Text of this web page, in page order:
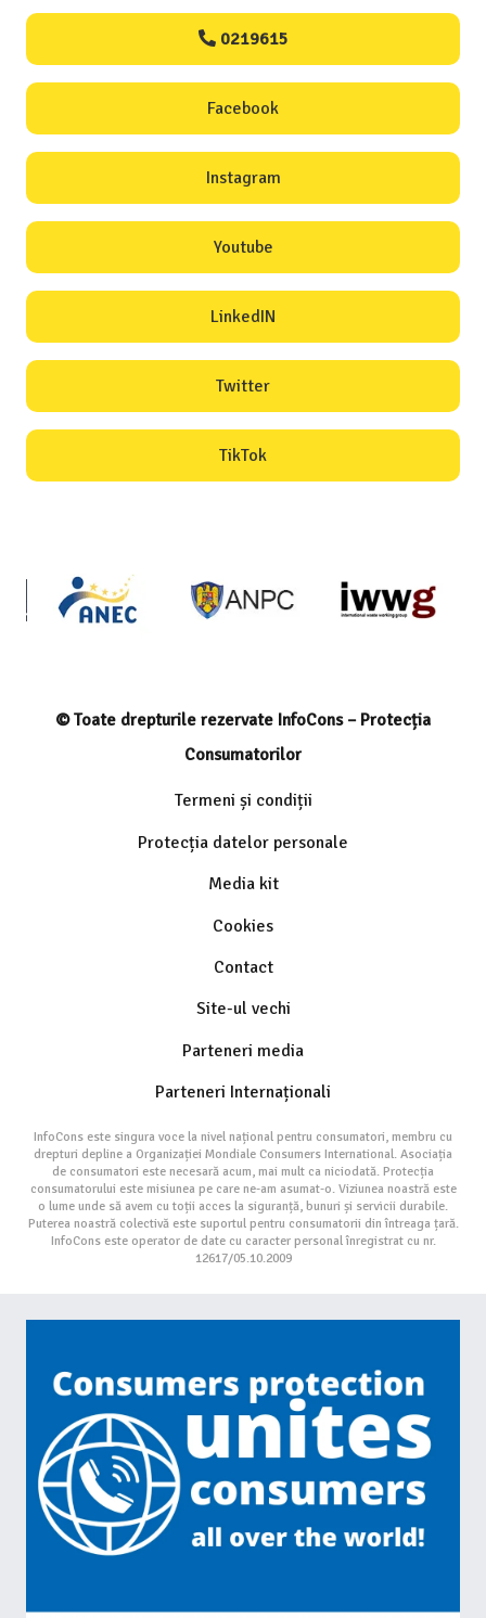
0219615
Facebook
Instagram
Youtube
LinkedIN
Twitter
TikTok
© Toate drepturile rezervate InfoCons – Protecția
Consumatorilor
Termeni și condiții
Protecția datelor personale
Media kit
Cookies
Contact
Site-ul vechi
Parteneri media
Parteneri Internaționali
InfoCons este singura voce la nivel național pentru consumatori, membru cu
drepturi depline a Organizației Mondiale Consumers International. Asociația
de consumatori este necesară acum, mai mult ca niciodată. Protecția
consumatorului este misiunea pe care ne-am asumat-o. Viziunea noastră este
o lume unde să avem cu toții acces la siguranță, bunuri și servicii durabile.
Puterea noastră colectivă este suportul pentru consumatorii din întreaga țară.
InfoCons este operator de date cu caracter personal înregistrat cu nr.
12617/05.10.2009